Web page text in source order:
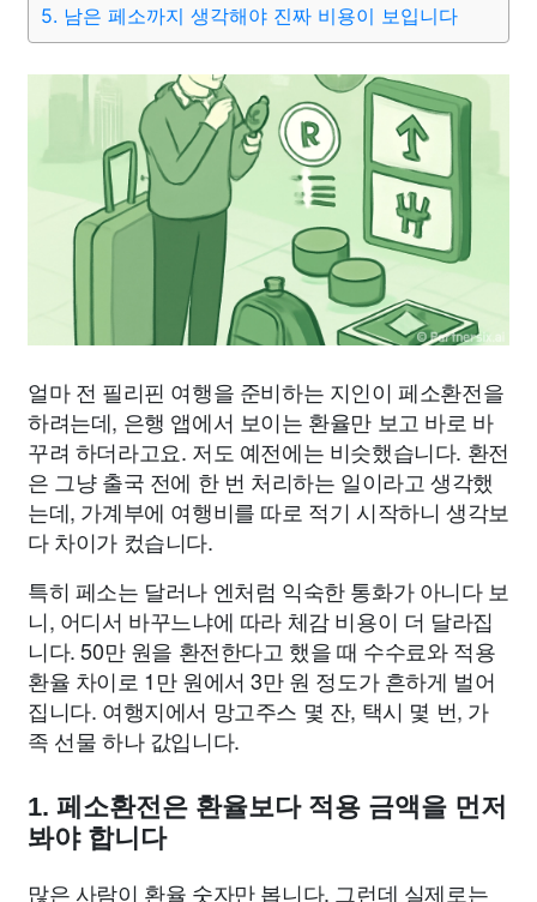
5. 남은 페소까지 생각해야 진짜 비용이 보입니다
얼마 전 필리핀 여행을 준비하는 지인이 페소환전을
하려는데, 은행 앱에서 보이는 환율만 보고 바로 바
꾸려 하더라고요. 저도 예전에는 비슷했습니다. 환전
은 그냥 출국 전에 한 번 처리하는 일이라고 생각했
는데, 가계부에 여행비를 따로 적기 시작하니 생각보
다 차이가 컸습니다.
특히 페소는 달러나 엔처럼 익숙한 통화가 아니다 보
니, 어디서 바꾸느냐에 따라 체감 비용이 더 달라집
니다. 50만 원을 환전한다고 했을 때 수수료와 적용
환율 차이로 1만 원에서 3만 원 정도가 흔하게 벌어
집니다. 여행지에서 망고주스 몇 잔, 택시 몇 번, 가
족 선물 하나 값입니다.
1. 페소환전은 환율보다 적용 금액을 먼저
봐야 합니다
많은 사람이 환율 숫자만 봅니다. 그런데 실제로는